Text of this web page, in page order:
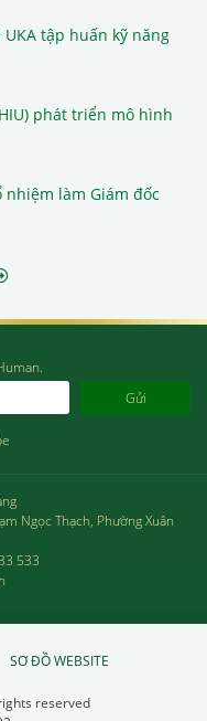
tập huấn kỹ năng
phát triển mô hình
nhiệm làm Giám đốc
Ngọc Thạch, Phường Xuân
533
SƠ ĐỒ WEBSITE
reserved